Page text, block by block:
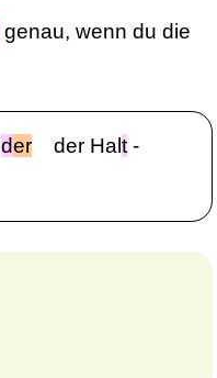
genau, wenn du die
der der Halt -